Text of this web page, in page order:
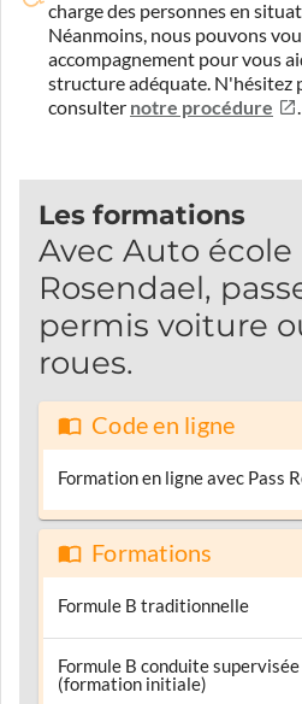
charge des personnes en
Néanmoins, nous pouvons
accompagnement pour vous
structure adéquate. N'hésitez
consulter notre procédure .
Les formations
Avec Auto école
Rosendael,
permis voiture
roues.
Code en ligne
Formation en ligne avec Pass
Formations
Formule B traditionnelle
Formule B conduite supervisée
(formation initiale)